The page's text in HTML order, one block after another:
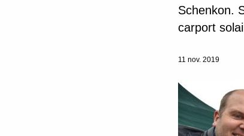
Schenkon.
carport
11 nov. 2019